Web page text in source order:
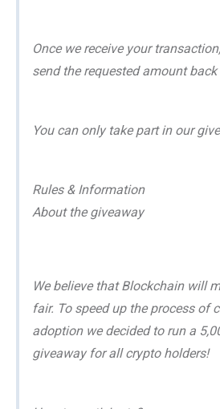
Once we receive your
send the requested amount back
You can only take part in our
Rules & Information
About the giveaway
We believe that Blockchain will
fair. To speed up the process of
adoption we decided to run a
giveaway for all crypto holders!